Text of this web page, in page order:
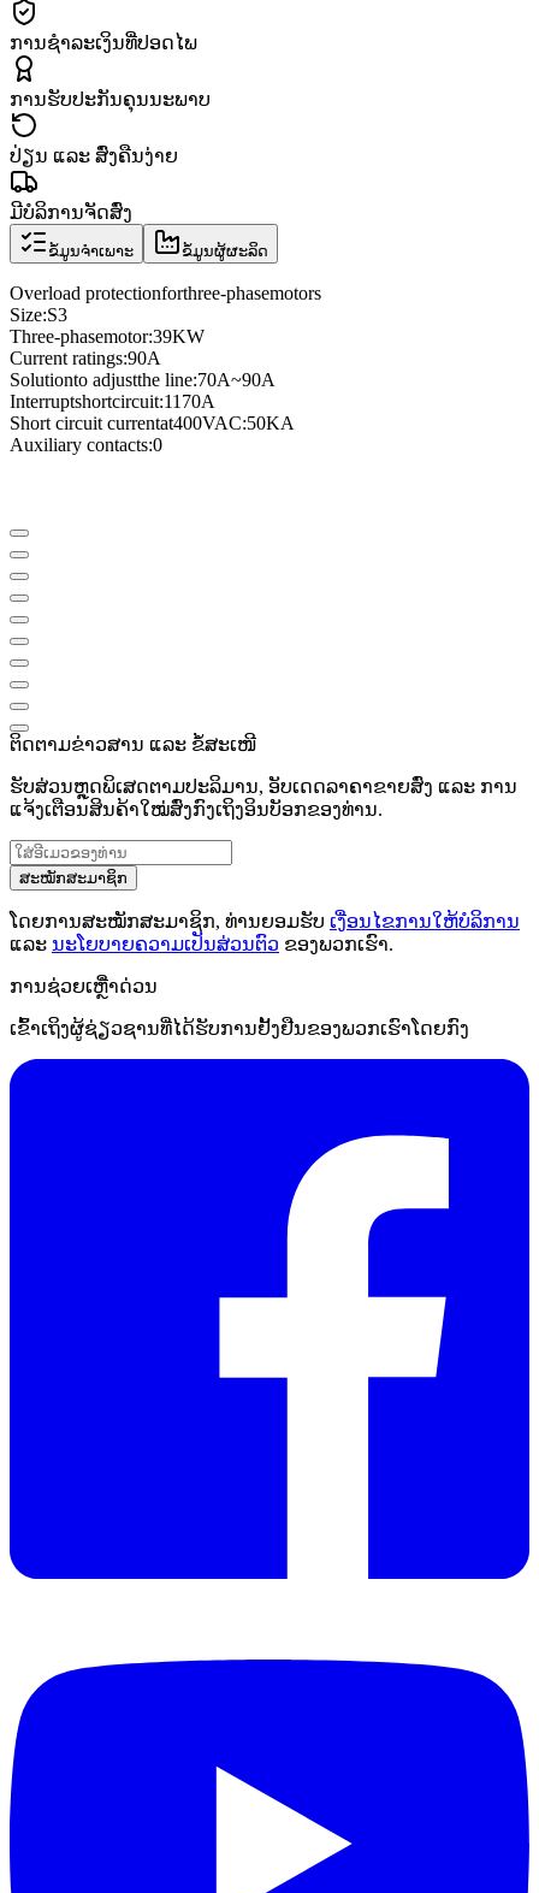
ການຊຳລະເງິນທີ່ປອດໄພ
ການຮັບປະກັນຄຸນນະພາບ
ປ່ຽນ ແລະ ສົ່ງຄືນງ່າຍ
ມີບໍລິການຈັດສົ່ງ
ຂໍ້ມູນຈຳເພາະ ຂໍ້ມູນຜູ້ຜະລິດ
Overload protectionforthree-phasemotors
Size:S3
Three-phasemotor:39KW
Current ratings:90A
Solutionto adjustthe line:70A~90A
Interruptshortcircuit:1170A
Short circuit currentat400VAC:50KA
Auxiliary contacts:0
ຕິດຕາມຂ່າວສານ ແລະ ຂໍ້ສະເໜີ
ຮັບສ່ວນຫຼຸດພິເສດຕາມປະລິມານ, ອັບເດດລາຄາຂາຍສົ່ງ ແລະ ການ
ແຈ້ງເຕືອນສິນຄ້າໃໝ່ສົ່ງກົງເຖິງອິນບັອກຂອງທ່ານ.
ສະໝັກສະມາຊິກ
ໂດຍການສະໝັກສະມາຊິກ, ທ່ານຍອມຮັບ ເງື່ອນໄຂການໃຫ້ບໍລິການ
ແລະ ນະໂຍບາຍຄວາມເປັນສ່ວນຕົວ ຂອງພວກເຮົາ.
ການຊ່ວຍເຫຼືໍາດ່ວນ
ເຂົ້າເຖິງຜູ້ຊ່ຽວຊານທີ່ໄດ້ຮັບການຢັ້ງຢືນຂອງພວກເຮົາໂດຍກົງ